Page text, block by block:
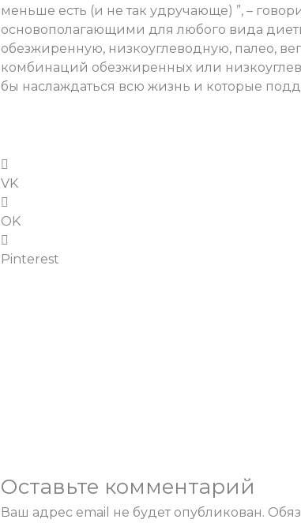
меньше есть (и не так удручающе) ”, –
основополагающими для любого вида
обезжиренную, низкоуглеводную, палео,
комбинаций обезжиренных или
бы наслаждаться всю жизнь и которые
VK
OK
Pinterest
Оставьте комментарий
Ваш адрес email не будет опубликован.